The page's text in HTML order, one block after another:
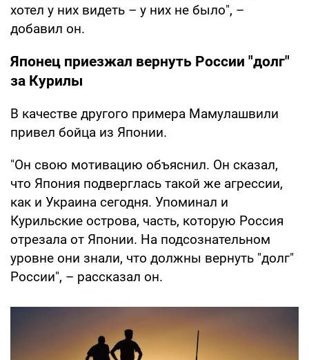
хотел у них видеть – у них не было", –
добавил он.
Японец приезжал вернуть России "долг"
за Курилы
В качестве другого примера Мамулашвили
привел бойца из Японии.
"Он свою мотивацию объяснил. Он сказал,
что Япония подверглась такой же агрессии,
как и Украина сегодня. Упоминал и
Курильские острова, часть, которую Россия
отрезала от Японии. На подсознательном
уровне они знали, что должны вернуть "долг"
России", – рассказал он.